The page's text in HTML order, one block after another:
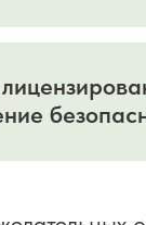
атером,
фибром и